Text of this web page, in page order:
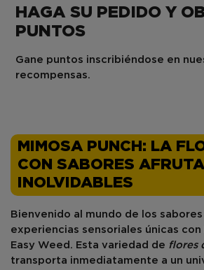
HAGA SU PEDIDO Y
PUNTOS
Gane puntos inscribiéndose en
recompensas.
MIMOSA PUNCH: LA
CON SABORES
INOLVIDABLES
Bienvenido al mundo de los
experiencias sensoriales únicas con
Easy Weed
. Esta variedad de flores
transporta inmediatamente a un